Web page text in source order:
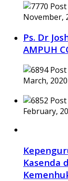
November,
Ps. Dr
AMPUH
March, 2020
February,
Kasenda